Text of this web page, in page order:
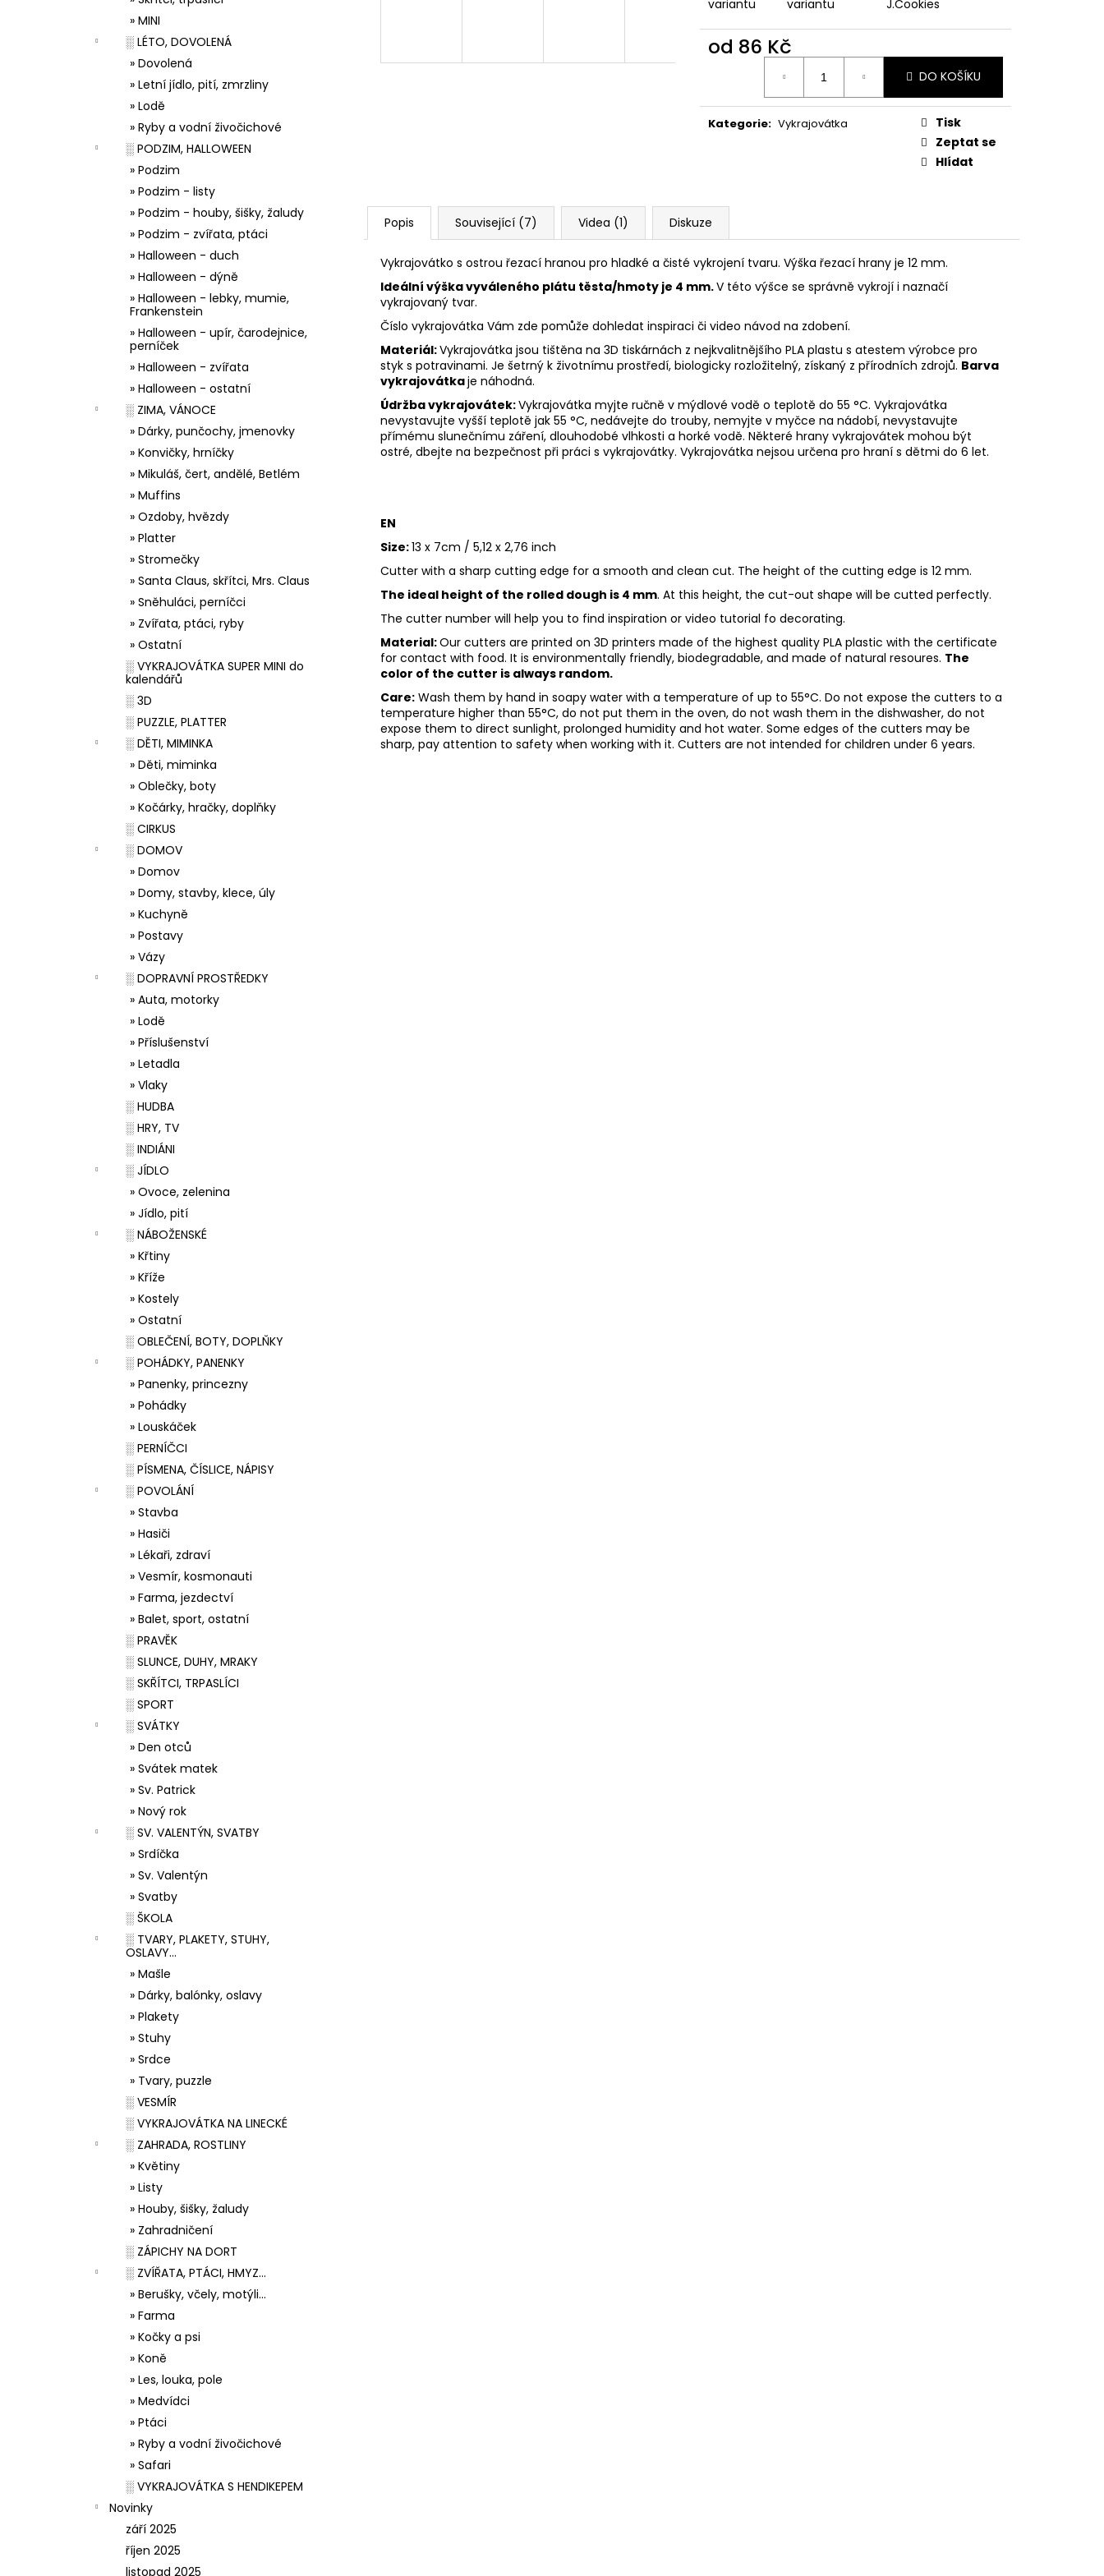
» MINI
░ LÉTO, DOVOLENÁ
» Dovolená
» Letní jídlo, pití, zmrzliny
» Lodě
» Ryby a vodní živočichové
░ PODZIM, HALLOWEEN
» Podzim
» Podzim - listy
» Podzim - houby, šišky, žaludy
» Podzim - zvířata, ptáci
» Halloween - duch
» Halloween - dýně
» Halloween - lebky, mumie,
Frankenstein
» Halloween - upír, čarodejnice,
perníček
» Halloween - zvířata
» Halloween - ostatní
░ ZIMA, VÁNOCE
» Dárky, punčochy, jmenovky
» Konvičky, hrníčky
» Mikuláš, čert, andělé, Betlém
» Muffins
» Ozdoby, hvězdy
» Platter
» Stromečky
» Santa Claus, skřítci, Mrs. Claus
» Sněhuláci, perníčci
» Zvířata, ptáci, ryby
» Ostatní
░ VYKRAJOVÁTKA SUPER MINI do
kalendářů
░ 3D
░ PUZZLE, PLATTER
░ DĚTI, MIMINKA
» Děti, miminka
» Oblečky, boty
» Kočárky, hračky, doplňky
░ CIRKUS
░ DOMOV
» Domov
» Domy, stavby, klece, úly
» Kuchyně
» Postavy
» Vázy
░ DOPRAVNÍ PROSTŘEDKY
» Auta, motorky
» Lodě
» Příslušenství
» Letadla
» Vlaky
░ HUDBA
░ HRY, TV
░ INDIÁNI
░ JÍDLO
» Ovoce, zelenina
» Jídlo, pití
░ NÁBOŽENSKÉ
» Křtiny
» Kříže
» Kostely
» Ostatní
░ OBLEČENÍ, BOTY, DOPLŇKY
░ POHÁDKY, PANENKY
» Panenky, princezny
» Pohádky
» Louskáček
░ PERNÍČCI
░ PÍSMENA, ČÍSLICE, NÁPISY
░ POVOLÁNÍ
» Stavba
» Hasiči
» Lékaři, zdraví
» Vesmír, kosmonauti
» Farma, jezdectví
» Balet, sport, ostatní
░ PRAVĚK
░ SLUNCE, DUHY, MRAKY
░ SKŘÍTCI, TRPASLÍCI
░ SPORT
░ SVÁTKY
» Den otců
» Svátek matek
» Sv. Patrick
» Nový rok
░ SV. VALENTÝN, SVATBY
» Srdíčka
» Sv. Valentýn
» Svatby
░ ŠKOLA
░ TVARY, PLAKETY, STUHY,
OSLAVY...
» Mašle
» Dárky, balónky, oslavy
» Plakety
» Stuhy
» Srdce
» Tvary, puzzle
░ VESMÍR
░ VYKRAJOVÁTKA NA LINECKÉ
░ ZAHRADA, ROSTLINY
» Květiny
» Listy
» Houby, šišky, žaludy
» Zahradničení
░ ZÁPICHY NA DORT
░ ZVÍŘATA, PTÁCI, HMYZ...
» Berušky, včely, motýli...
» Farma
» Kočky a psi
» Koně
» Les, louka, pole
» Medvídci
» Ptáci
» Ryby a vodní živočichové
» Safari
░ VYKRAJOVÁTKA S HENDIKEPEM
Novinky
září 2025
říjen 2025
listopad 2025
variantu
variantu
J.Cookies
od 86 Kč
DO KOŠÍKU
Kategorie: Vykrajovátka
Tisk
Zeptat se
Hlídat
Popis Související (7) Videa (1) Diskuze
Vykrajovátko s ostrou řezací hranou pro hladké a čisté vykrojení tvaru. Výška řezací hrany je 12 mm.
Ideální výška vyváleného plátu těsta/hmoty je 4 mm.V této výšce se správně vykrojí i naznačí
vykrajovaný tvar.
Číslo vykrajovátka Vám zde pomůže dohledat inspiraci či video návod na zdobení.
Materiál:Vykrajovátka jsou tištěna na 3D tiskárnách z nejkvalitnějšího PLA plastu s atestem výrobce pro
styk s potravinami. Je šetrný k životnímu prostředí, biologicky rozložitelný, získaný z přírodních zdrojů. Barva
vykrajovátkaje náhodná.
Údržba vykrajovátek:Vykrajovátka myjte ručně v mýdlové vodě o teplotě do 55 °C. Vykrajovátka
nevystavujte vyšší teplotě jak 55 °C, nedávejte do trouby, nemyjte v myčce na nádobí, nevystavujte
přímému slunečnímu záření, dlouhodobé vlhkosti a horké vodě. Některé hrany vykrajovátek mohou být
ostré, dbejte na bezpečnost při práci s vykrajovátky. Vykrajovátka nejsou určena pro hraní s dětmi do 6 let.
EN
Size:13 x 7cm / 5,12 x 2,76 inch
Cutter with a sharp cutting edge for a smooth and clean cut. The height of the cutting edge is 12 mm.
The ideal height of the rolled dough is 4 mm. At this height, the cut-out shape will be cutted perfectly.
The cutter number will help you to find inspiration or video tutorial fo decorating.
Material:Our cutters are printed on 3D printers made of the highest quality PLA plastic with the certificate
for contact with food. It is environmentally friendly, biodegradable, and made of natural resoures. The
color of the cutter is always random.
Care: Wash them by hand in soapy water with a temperature of up to 55°C. Do not expose the cutters to a
temperature higher than 55°C, do not put them in the oven, do not wash them in the dishwasher, do not
expose them to direct sunlight, prolonged humidity and hot water. Some edges of the cutters may be
sharp, pay attention to safety when working with it. Cutters are not intended for children under 6 years.
33001 ZDOBÍCÍ SÁČEK
VYKRAJOVÁTKA PODZIMNÍ KOLEKCE